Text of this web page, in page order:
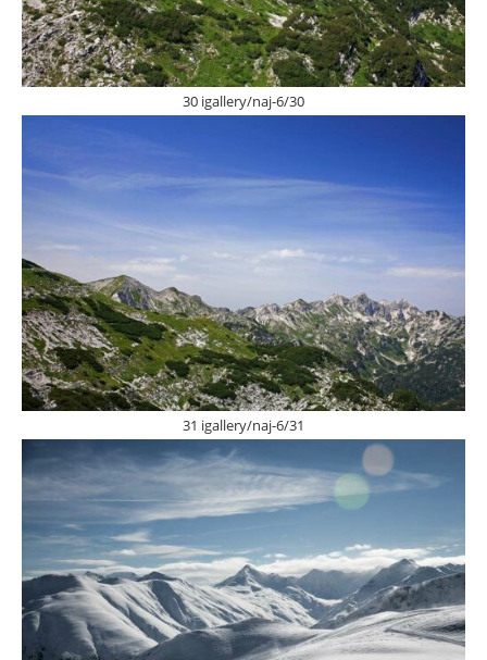
30 igallery/naj-6/30
31 igallery/naj-6/31